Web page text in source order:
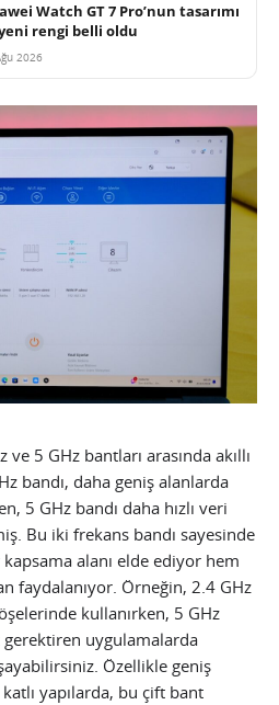
Watch GT 7 Pro’nun tasarımı
rengi belli oldu
2026
5 GHz bantları arasında akıllı
bandı, daha geniş alanlarda
5 GHz bandı daha hızlı veri
Bu iki frekans bandı sayesinde
alanı elde ediyor hem
faydalanıyor. Örneğin, 2.4 GHz
kullanırken, 5 GHz
gerektiren uygulamalarda
Özellikle geniş
yapılarda, bu çift bant